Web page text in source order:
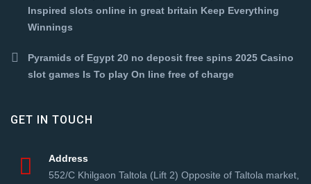
Inspired slots online in great britain Keep Everything
Winnings
Pyramids of Egypt 20 no deposit free spins 2025 Casino
slot games Is To play On line free of charge
GET IN TOUCH
Address
552/C Khilgaon Taltola (Lift 2) Opposite of Taltola market,